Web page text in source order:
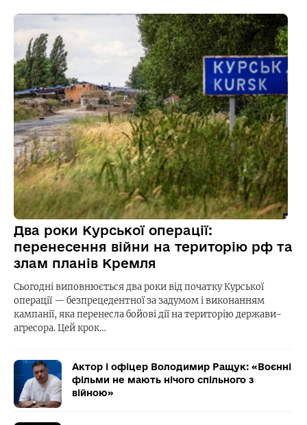
Два роки Курської операції:
перенесення війни на територію рф та
злам планів Кремля
Сьогодні виповнюється два роки від початку Курської
операції — безпрецедентної за задумом і виконанням
кампанії, яка перенесла бойові дії на територію держави-
агресора. Цей крок…
Актор і офіцер Володимир Ращук: «Воєнні
фільми не мають нічого спільного з
війною»